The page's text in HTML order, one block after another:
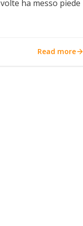
ha messo piede
Read more